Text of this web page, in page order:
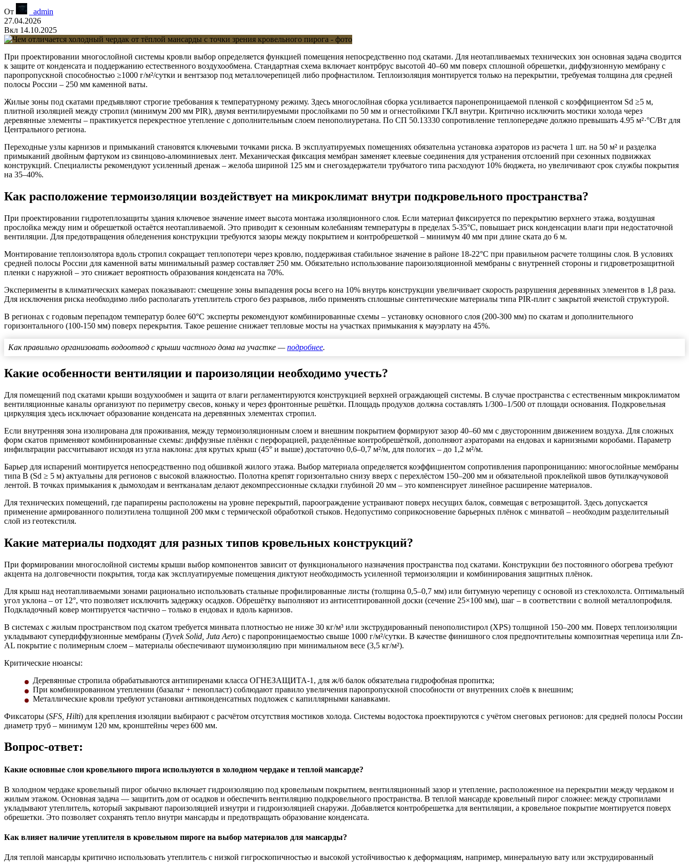
От
_admin
27.04.2026
Вкл 14.10.2025
При проектировании многослойной системы кровли выбор определяется функцией помещения непосредственно под скатами. Для неотапливаемых технических зон основная задача сводится
к защите от конденсата и поддержанию естественного воздухообмена. Стандартная схема включает контрбрус высотой 40–60 мм поверх сплошной обрешетки, диффузионную мембрану с
паропропускной способностью ≥1000 г/м²/сутки и вентзазор под металлочерепицей либо профнастилом. Теплоизоляция монтируется только на перекрытии, требуемая толщина для средней
полосы России – 250 мм каменной ваты.
Жилые зоны под скатами предъявляют строгие требования к температурному режиму. Здесь многослойная сборка усиливается паронепроницаемой пленкой с коэффициентом Sd ≥5 м,
плитной изоляцией между стропил (минимум 200 мм PIR), двумя вентилируемыми прослойками по 50 мм и огнестойкими ГКЛ внутри. Критично исключить мостики холода через
деревянные элементы – практикуется перекрестное утепление с дополнительным слоем пенополиуретана. По СП 50.13330 сопротивление теплопередаче должно превышать 4.95 м²·°C/Вт для
Центрального региона.
Переходные узлы карнизов и примыканий становятся ключевыми точками риска. В эксплуатируемых помещениях обязательна установка аэраторов из расчета 1 шт. на 50 м² и разделка
примыканий двойным фартуком из свинцово-алюминиевых лент. Механическая фиксация мембран заменяет клеевые соединения для устранения отслоений при сезонных подвижках
конструкций. Специалисты рекомендуют усиленный дренаж – желоба шириной 125 мм и снегозадержатели трубчатого типа расходуют 10% бюджета, но увеличивают срок службы покрытия
на 35–40%.
Как расположение термоизоляции воздействует на микроклимат внутри подкровельного пространства?
При проектировании гидротеплозащиты здания ключевое значение имеет высота монтажа изоляционного слоя. Если материал фиксируется по перекрытию верхнего этажа, воздушная
прослойка между ним и обрешеткой остаётся неотапливаемой. Это приводит к сезонным колебаниям температуры в пределах 5-35°C, повышает риск конденсации влаги при недостаточной
вентиляции. Для предотвращения обледенения конструкции требуются зазоры между покрытием и контробрешеткой – минимум 40 мм при длине ската до 6 м.
Монтирование теплоизолятора вдоль стропил сокращает теплопотери через кровлю, поддерживая стабильное значение в районе 18-22°C при правильном расчете толщины слоя. В условиях
средней полосы России для каменной ваты минимальный размер составляет 250 мм. Обязательно использование пароизоляционной мембраны с внутренней стороны и гидроветрозащитной
пленки с наружной – это снижает вероятность образования конденсата на 70%.
Эксперименты в климатических камерах показывают: смещение зоны выпадения росы всего на 10% внутрь конструкции увеличивает скорость разрушения деревянных элементов в 1,8 раза.
Для исключения риска необходимо либо располагать утеплитель строго без разрывов, либо применять сплошные синтетические материалы типа PIR-плит с закрытой ячеистой структурой.
В регионах с годовым перепадом температур более 60°С эксперты рекомендуют комбинированные схемы – установку основного слоя (200-300 мм) по скатам и дополнительного
горизонтального (100-150 мм) поверх перекрытия. Такое решение снижает тепловые мосты на участках примыкания к мауэрлату на 45%.
Как правильно организовать водоотвод с крыши частного дома на участке —подробнее.
Какие особенности вентиляции и пароизоляции необходимо учесть?
Для помещений под скатами крыши воздухообмен и защита от влаги регламентируются конструкцией верхней ограждающей системы. В случае пространства с естественным микроклиматом
вентиляционные каналы организуют по периметру свесов, коньку и через фронтонные решётки. Площадь продухов должна составлять 1/300–1/500 от площади основания. Подкровельная
циркуляция здесь исключает образование конденсата на деревянных элементах стропил.
Если внутренняя зона изолирована для проживания, между термоизоляционным слоем и внешним покрытием формируют зазор 40–60 мм с двусторонним движением воздуха. Для сложных
форм скатов применяют комбинированные схемы: диффузные плёнки с перфорацией, разделённые контробрешёткой, дополняют аэраторами на ендовах и карнизными коробами. Параметр
инфильтрации рассчитывают исходя из угла наклона: для крутых крыш (45° и выше) достаточно 0,6–0,7 м²/м, для пологих – до 1,2 м²/м.
Барьер для испарений монтируется непосредственно под обшивкой жилого этажа. Выбор материала определяется коэффициентом сопротивления паропроницанию: многослойные мембраны
типа B (Sd ≥ 5 м) актуальны для регионов с высокой влажностью. Полотна крепят горизонтально снизу вверх с перехлёстом 150–200 мм и обязательной проклейкой швов бутилкаучуковой
лентой. В точках примыкания к дымоходам и вентканалам делают декомпрессионные складки глубиной 20 мм – это компенсирует линейное расширение материалов.
Для технических помещений, где парапирены расположены на уровне перекрытий, пароограждение устраивают поверх несущих балок, совмещая с ветрозащитой. Здесь допускается
применение армированного полиэтилена толщиной 200 мкм с термической обработкой стыков. Недопустимо соприкосновение барьерных плёнок с минватой – необходим разделительный
слой из геотекстиля.
Какие материалы подходят для разных типов кровельных конструкций?
При формировании многослойной системы крыши выбор компонентов зависит от функционального назначения пространства под скатами. Конструкции без постоянного обогрева требуют
акцента на долговечности покрытия, тогда как эксплуатируемые помещения диктуют необходимость усиленной термоизоляции и комбинирования защитных плёнок.
Для крыш над неотапливаемыми зонами рационально использовать стальные профилированные листы (толщина 0,5–0,7 мм) или битумную черепицу с основой из стеклохолста. Оптимальный
угол уклона – от 12°, что позволяет исключить задержку осадков. Обрешётку выполняют из антисептированной доски (сечение 25×100 мм), шаг – в соответствии с волной металлопрофиля.
Подкладочный ковер монтируется частично – только в ендовах и вдоль карнизов.
В системах с жилым пространством под скатом требуется минвата плотностью не ниже 30 кг/м³ или экструдированный пенополистирол (XPS) толщиной 150–200 мм. Поверх теплоизоляции
укладывают супердиффузионные мембраны (Tyvek Solid, Juta Aero) с паропроницаемостью свыше 1000 г/м²/сутки. В качестве финишного слоя предпочтительны композитная черепица или Zn-
AL покрытие с полимерным слоем – материалы обеспечивают шумоизоляцию при минимальном весе (3,5 кг/м²).
Критические нюансы:
Деревянные стропила обрабатываются антипиренами класса ОГНЕЗАЩИТА-1, для ж/б балок обязательна гидрофобная пропитка;
При комбинированном утеплении (базальт + пенопласт) соблюдают правило увеличения паропропускной способности от внутренних слоёв к внешним;
Металлические кровли требуют установки антиконденсатных подложек с капиллярными канавками.
Фиксаторы (SFS, Hilti) для крепления изоляции выбирают с расчётом отсутствия мостиков холода. Системы водостока проектируются с учётом снеговых регионов: для средней полосы России
диаметр труб – минимум 120 мм, кронштейны через 600 мм.
Вопрос-ответ:
Какие основные слои кровельного пирога используются в холодном чердаке и теплой мансарде?
В холодном чердаке кровельный пирог обычно включает гидроизоляцию под кровельным покрытием, вентиляционный зазор и утепление, расположенное на перекрытии между чердаком и
жилым этажом. Основная задача — защитить дом от осадков и обеспечить вентиляцию подкровельного пространства. В теплой мансарде кровельный пирог сложнее: между стропилами
укладывают утеплитель, который закрывают пароизоляцией изнутри и гидроизоляцией снаружи. Добавляется контробрешетка для вентиляции, а кровельное покрытие монтируется поверх
обрешетки. Это позволяет сохранять тепло внутри мансарды и предотвращать образование конденсата.
Как влияет наличие утеплителя в кровельном пироге на выбор материалов для мансарды?
Для теплой мансарды критично использовать утеплитель с низкой гигроскопичностью и высокой устойчивостью к деформациям, например, минеральную вату или экструдированный